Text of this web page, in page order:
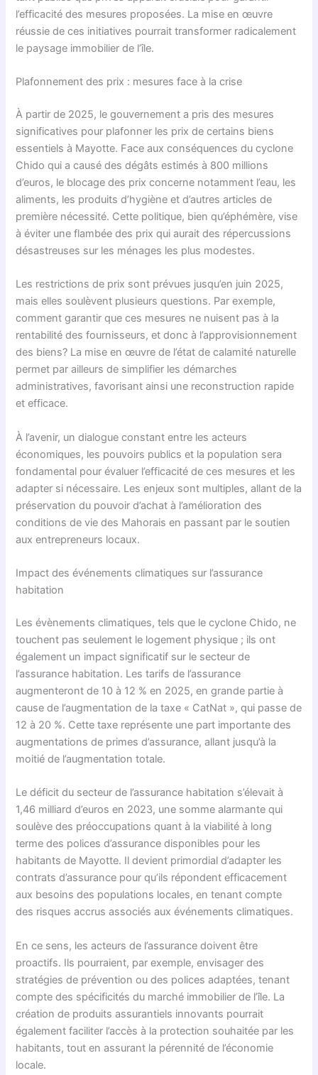
l’efficacité des mesures proposées. La mise en œuvre
réussie de ces initiatives pourrait transformer radicalement
le paysage immobilier de l’île.
Plafonnement des prix : mesures face à la crise
À partir de 2025, le gouvernement a pris des mesures
significatives pour plafonner les prix de certains biens
essentiels à Mayotte. Face aux conséquences du cyclone
Chido qui a causé des dégâts estimés à 800 millions
d’euros, le blocage des prix concerne notamment l’eau, les
aliments, les produits d’hygiène et d’autres articles de
première nécessité. Cette politique, bien qu’éphémère, vise
à éviter une flambée des prix qui aurait des répercussions
désastreuses sur les ménages les plus modestes.
Les restrictions de prix sont prévues jusqu’en juin 2025,
mais elles soulèvent plusieurs questions. Par exemple,
comment garantir que ces mesures ne nuisent pas à la
rentabilité des fournisseurs, et donc à l’approvisionnement
des biens? La mise en œuvre de l’état de calamité naturelle
permet par ailleurs de simplifier les démarches
administratives, favorisant ainsi une reconstruction rapide
et efficace.
À l’avenir, un dialogue constant entre les acteurs
économiques, les pouvoirs publics et la population sera
fondamental pour évaluer l’efficacité de ces mesures et les
adapter si nécessaire. Les enjeux sont multiples, allant de la
préservation du pouvoir d’achat à l’amélioration des
conditions de vie des Mahorais en passant par le soutien
aux entrepreneurs locaux.
Impact des événements climatiques sur l’assurance
habitation
Les évènements climatiques, tels que le cyclone Chido, ne
touchent pas seulement le logement physique ; ils ont
également un impact significatif sur le secteur de
l’assurance habitation. Les tarifs de l’assurance
augmenteront de 10 à 12 % en 2025, en grande partie à
cause de l’augmentation de la taxe « CatNat », qui passe de
12 à 20 %. Cette taxe représente une part importante des
augmentations de primes d’assurance, allant jusqu’à la
moitié de l’augmentation totale.
Le déficit du secteur de l’assurance habitation s’élevait à
1,46 milliard d’euros en 2023, une somme alarmante qui
soulève des préoccupations quant à la viabilité à long
terme des polices d’assurance disponibles pour les
habitants de Mayotte. Il devient primordial d’adapter les
contrats d’assurance pour qu’ils répondent efficacement
aux besoins des populations locales, en tenant compte
des risques accrus associés aux événements climatiques.
En ce sens, les acteurs de l’assurance doivent être
proactifs. Ils pourraient, par exemple, envisager des
stratégies de prévention ou des polices adaptées, tenant
compte des spécificités du marché immobilier de l’île. La
création de produits assurantiels innovants pourrait
également faciliter l’accès à la protection souhaitée par les
habitants, tout en assurant la pérennité de l’économie
locale.